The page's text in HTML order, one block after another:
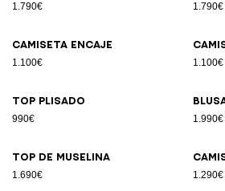
1.790€ 1.790€
Camiseta encaje
1.100€ 1.100€
Top plisado
990€ 1.990€
Top de muselina
1.690€ 1.290€